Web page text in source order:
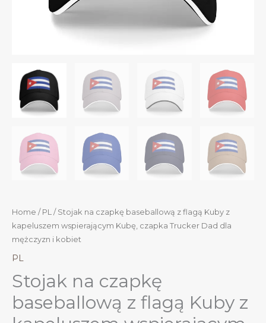
Home / PL / Stojak na czapkę baseballową z flagą Kuby z
kapeluszem wspierającym Kubę, czapka Trucker Dad dla
mężczyzn i kobiet
PL
Stojak na czapkę
baseballową z flagą Kuby z